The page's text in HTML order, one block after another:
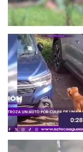
0:28